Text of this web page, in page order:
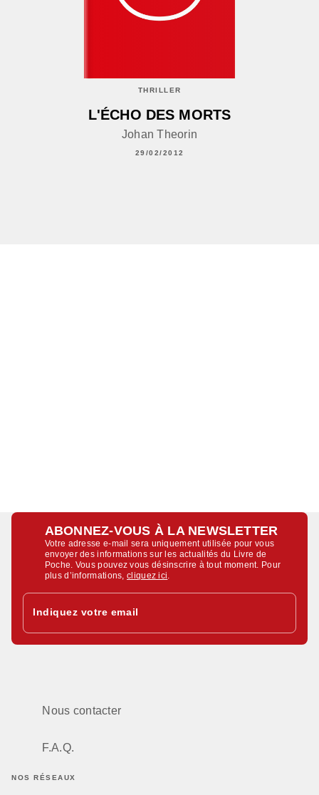
THRILLER
L'ÉCHO DES MORTS
Johan Theorin
29/02/2012
ABONNEZ-VOUS À LA NEWSLETTER
Votre adresse e-mail sera uniquement utilisée pour vous
envoyer des informations sur les actualités du Livre de
Poche. Vous pouvez vous désinscrire à tout moment. Pour
plus d’informations,cliquez ici
Indiquez votre email
Nous contacter
F.A.Q.
NOS RÉSEAUX